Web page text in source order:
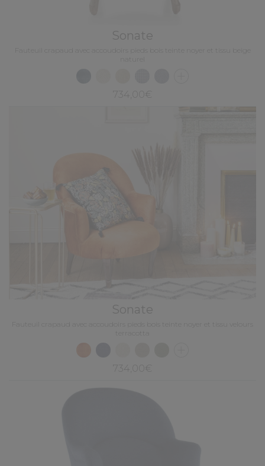
Sonate
Fauteuil crapaud avec accoudoirs pieds bois teinte noyer et tissu beige
naturel
734,00€
Sonate
Fauteuil crapaud avec accoudoirs pieds bois teinte noyer et tissu velours
terracotta
734,00€